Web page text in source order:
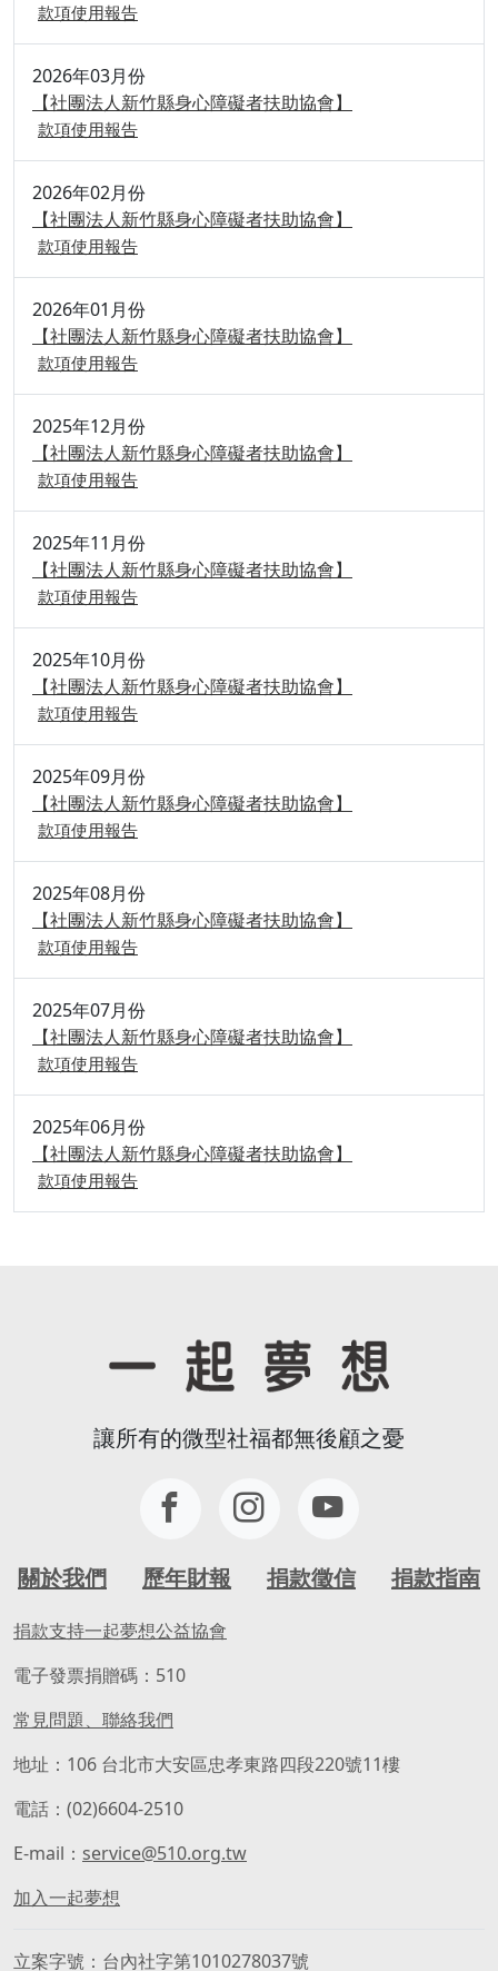
款項使用報告
2026年03月份
【社團法人新竹縣身心障礙者扶助協會】
款項使用報告
2026年02月份
【社團法人新竹縣身心障礙者扶助協會】
款項使用報告
2026年01月份
【社團法人新竹縣身心障礙者扶助協會】
款項使用報告
2025年12月份
【社團法人新竹縣身心障礙者扶助協會】
款項使用報告
2025年11月份
【社團法人新竹縣身心障礙者扶助協會】
款項使用報告
2025年10月份
【社團法人新竹縣身心障礙者扶助協會】
款項使用報告
2025年09月份
【社團法人新竹縣身心障礙者扶助協會】
款項使用報告
2025年08月份
【社團法人新竹縣身心障礙者扶助協會】
款項使用報告
2025年07月份
【社團法人新竹縣身心障礙者扶助協會】
款項使用報告
2025年06月份
【社團法人新竹縣身心障礙者扶助協會】
款項使用報告
讓所有的微型社福都無後顧之憂
關於我們 歷年財報 捐款徵信 捐款指南
捐款支持一起夢想公益協會
電子發票捐贈碼：510
常見問題、聯絡我們
地址：106 台北市大安區忠孝東路四段220號11樓
電話：(02)6604-2510
E-mail： service@510.org.tw
加入一起夢想
立案字號 台內社字第1010278037號